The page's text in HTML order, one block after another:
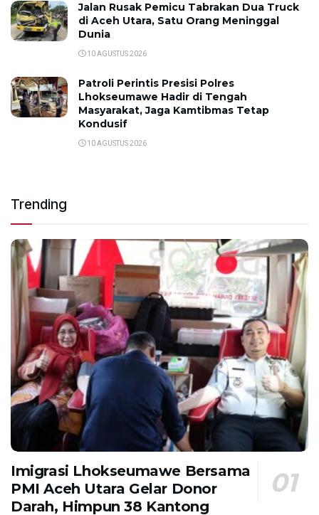
Jalan Rusak Pemicu Tabrakan Dua Truck
di Aceh Utara, Satu Orang Meninggal
Dunia
10 AGUSTUS 2026
Patroli Perintis Presisi Polres
Lhokseumawe Hadir di Tengah
Masyarakat, Jaga Kamtibmas Tetap
Kondusif
10 AGUSTUS 2026
Trending
Imigrasi Lhokseumawe Bersama
PMI Aceh Utara Gelar Donor
Darah, Himpun 38 Kantong